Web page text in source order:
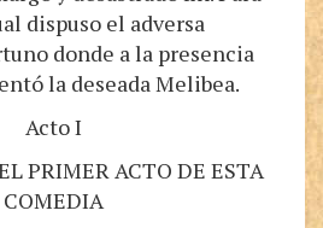
dispuso el adversa
donde a la presencia
la deseada Melibea.
Acto I
PRIMER ACTO DE ESTA
COMEDIA